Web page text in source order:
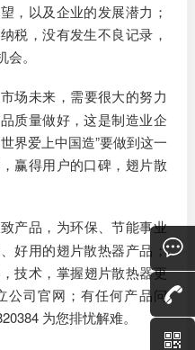
，以及企业的发展潜力；
税，没有发生不良记录，
。
场未来，需要很大的努力
质量做好，这是制造业企
界爱上中国造”要做到这一
赢得用户的口碑，翅片散
产品，为环保、节能事业
好用的翅片散热器产品；
技术，掌握翅片散热器更
公司官网；有任何产品问
为您排忧解难。